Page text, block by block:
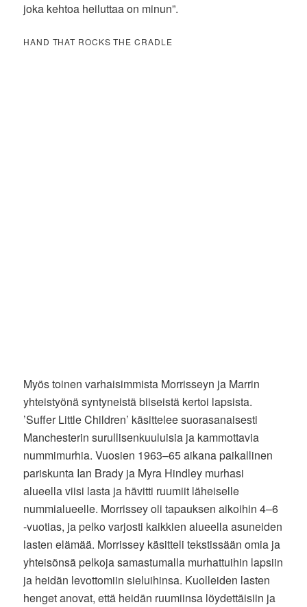
joka kehtoa heiluttaa on minun”.
HAND THAT ROCKS THE CRADLE
Myös toinen varhaisimmista Morrisseyn ja Marrin
yhteistyönä syntyneistä biiseistä kertoi lapsista.
’Suffer Little Children’ käsittelee suorasanaisesti
Manchesterin surullisenkuuluisia ja kammottavia
nummimurhia. Vuosien 1963–65 aikana paikallinen
pariskunta Ian Brady ja Myra Hindley murhasi
alueella viisi lasta ja hävitti ruumiit läheiselle
nummialueelle. Morrissey oli tapauksen aikoihin 4–6
-vuotias, ja pelko varjosti kaikkien alueella asuneiden
lasten elämää. Morrissey käsitteli tekstissään omia ja
yhteisönsä pelkoja samastumalla murhattuihin lapsiin
ja heidän levottomiin sieluihinsa. Kuolleiden lasten
henget anovat, että heidän ruumiinsa löydettäisiin ja